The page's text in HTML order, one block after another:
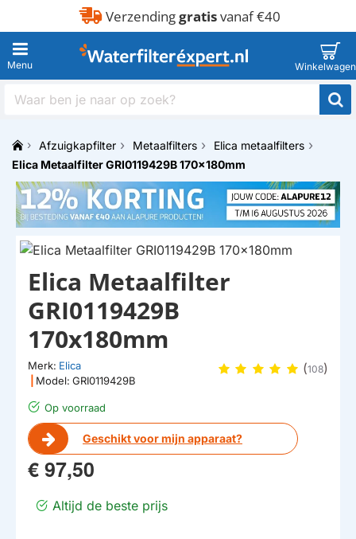
Verzendinggratisvanaf €40
Waar
naar
oph
m
e
Afzuigkapfilter Metaalfilters
Elica metaalfilters
Elica Metaalfilter GRI0119429B 170x180mm
Op voorraad
Geschikt voor mijn apparaat?
Elica Metaalfilter
GRI0119429B
170x180mm
Merk: Elica
Model: GRI0119429B
(108)
€ 97,50
Altijd de beste prijs